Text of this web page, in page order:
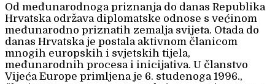
Od međunarodnoga priznanja do danas Republika
Hrvatska održava diplomatske odnose s većinom
međunarodno priznatih zemalja svijeta. Otada do
danas Hrvatska je postala aktivnom članicom
mnogih europskih i svjetskih tijela,
međunarodnih procesa i inicijativa. U članstvo
Vijeća Europe primljena je 6. studenoga 1996.,